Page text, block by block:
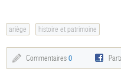
ariège histoire et patrimoine
Commentaires 0